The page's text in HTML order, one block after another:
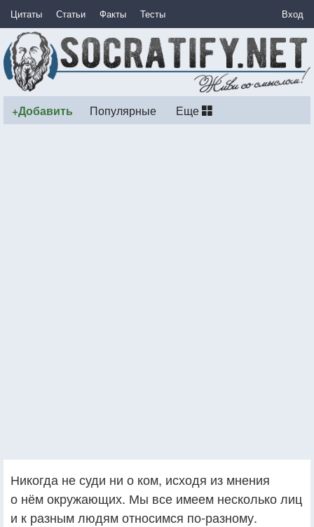
Цитаты Статьи Факты Тесты Вход
+Добавить Популярные Еще
Никогда не суди ни о ком, исходя из мнения
о нём окружающих. Мы все имеем несколько лиц
и к разным людям относимся по-разному.